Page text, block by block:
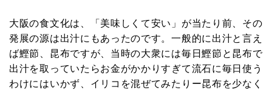
大阪の食文化は、「美味しくて安い」が当たり前、その
発展の源は出汁にもあったのです。一般的に出汁と言え
ば鰹節、昆布ですが、当時の大衆には毎日鰹節と昆布で
出汁を取っていたらお金がかかりすぎて流石に毎日使う
わけにはいかず、イリコを混ぜてみたりー昆布を少なく